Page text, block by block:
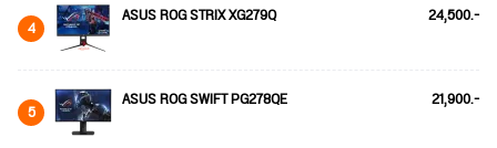
4 ASUS ROG STRIX XG279Q 24,500.-
5 ASUS ROG SWIFT PG278QE 21,900.-